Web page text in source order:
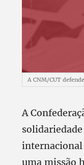
A CNM/CUT
A
internacional
uma missão